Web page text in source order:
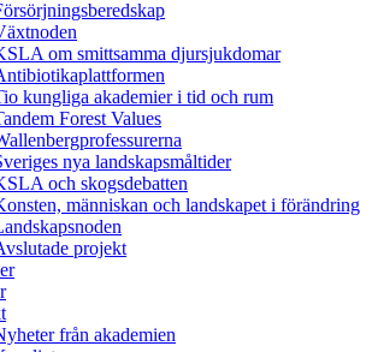
om smittsamma djursjukdomar
kungliga akademier i tid och rum
Forest Values
nya landskapsmåltider
och skogsdebatten
människan och landskapet i förändring
projekt
från akademien